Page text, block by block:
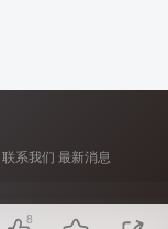
联系我们 最新消息
8